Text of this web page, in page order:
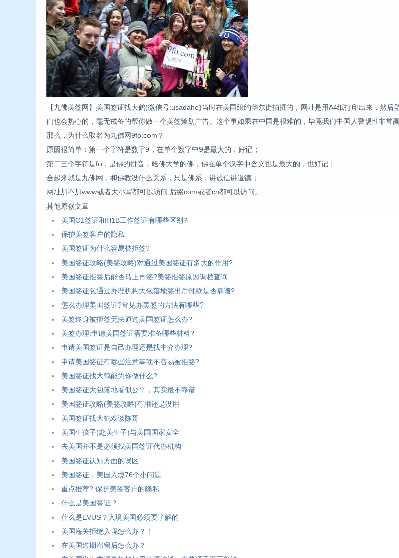
【九佛美签网】美国签证找大鹤(微信号:usadahe)当时在美国纽约华尔街拍摄的，网址是用A4纸打印出来，然后
们也会热心的，毫无戒备的帮你做一个美签策划广告。这个事如果在中国是很难的，毕竟我们中国人警惕性非常
那么，为什么取名为九佛网9fo.com？
原因很简单：第一个字符是数字9，在单个数字中9是最大的，好记；
第二三个字符是fo，是佛的拼音，哈佛大学的佛，佛在单个汉字中含义也是最大的，也好记；
合起来就是九佛网，和佛教没什么关系，只是佛系，讲诚信讲道德；
网址加不加www或者大小写都可以访问,后缀com或者cn都可以访问。
其他原创文章
美国O1签证和H1B工作签证有哪些区别?
保护美签客户的隐私
美国签证为什么容易被拒签?
美国签证攻略(美签攻略)对通过美国签证有多大的作用?
美国签证拒签后能否马上再签?美签拒签原因调档查询
美国签证包通过办理机构大包落地签出后付款是否靠谱?
怎么办理美国签证?常见办美签的方法有哪些?
美签终身被拒签无法通过美国签证怎么办?
美签办理:申请美国签证需要准备哪些材料?
申请美国签证是自己办理还是找中介办理?
申请美国签证有哪些注意事项不容易被拒签?
美国签证找大鹤能为你做什么?
美国签证大包落地看似公平，其实最不靠谱
美国签证攻略(美签攻略)有用还是没用
美国签证找大鹤戏谈陈哥
美国生孩子(赴美生子)与美国国家安全
去美国并不是必须找美国签证代办机构
美国签证认知方面的误区
美国签证，美国入境76个小问题
重点推荐?:保护美签客户的隐私
什么是美国签证？
什么是EVUS？入境美国必须要了解的
美国海关拒绝入境怎么办？！
在美国逾期滞留后怎么办？